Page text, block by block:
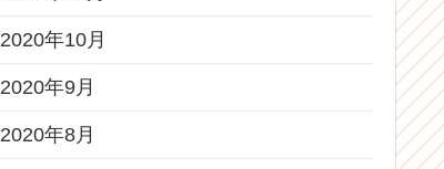
2020年10月
2020年9月
2020年8月